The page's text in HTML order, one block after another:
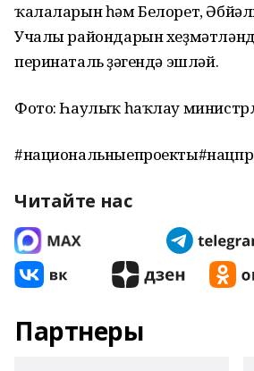
ҡалаларын һәм Белорет,
Учалы райондарын
перинаталь үҙәгендә эшләй.
Фото: Һаулыҡ һаҡлау
Читайте нас
Партнеры